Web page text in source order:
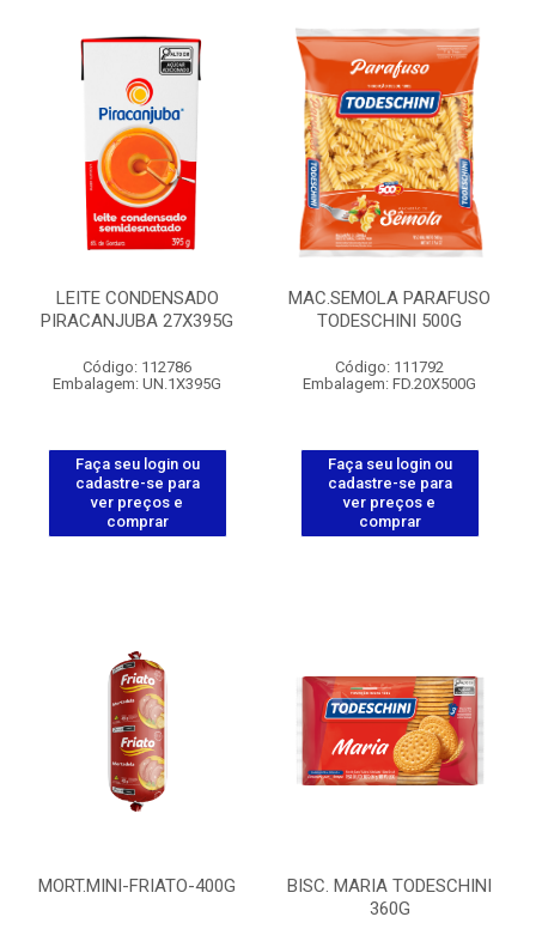
LEITE CONDENSADO
PIRACANJUBA 27X395G
Código: 112786
Embalagem: UN.1X395G
Faça seu login ou
cadastre-se para
ver preços e
comprar
MAC.SEMOLA PARAFUSO
TODESCHINI 500G
Código: 111792
Embalagem: FD.20X500G
Faça seu login ou
cadastre-se para
ver preços e
comprar
MORT.MINI-FRIATO-400G
BISC. MARIA TODESCHINI
360G